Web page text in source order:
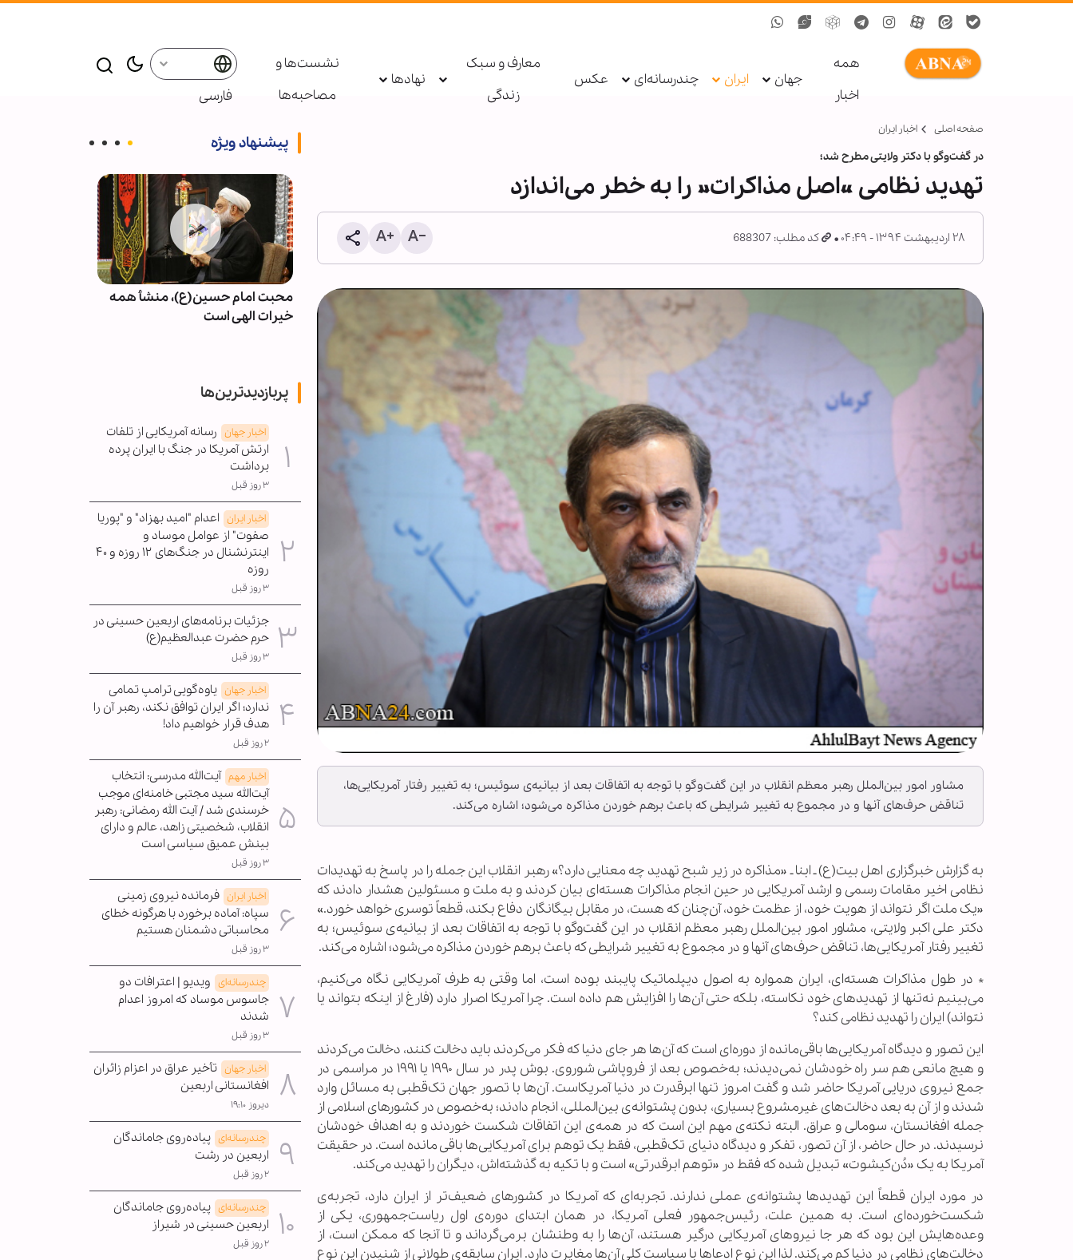
همه
اخبار
جهان ایران چندرسانه‌ای عکس
معارف و سبک
زندگی
نهادها
نشست‌ها و
مصاحبه‌ها
فارسی
صفحه اصلی اخبار ایران
در گفت‌وگو با دکتر ولایتی مطرح شد؛
تهدید نظامی «اصل مذاکرات» را به خطر می‌اندازد
۲۸ اردیبهشت ۱۳۹۴ - ۰۴:۴۹ کد مطلب: 688307
مشاور امور بین‌الملل رهبر معظم انقلاب در این گفت‌وگو با توجه به اتفاقات بعد از بیانیه‌ی سوئیس؛ به تغییر رفتار آمریکایی‌ها،
تناقض حرف‌های آنها و در مجموع به تغییر شرایطی که باعث برهم خوردن مذاکره می‌شود؛ اشاره می‌کند.
به گزارش خبرگزاری اهل بیت(ع) ـ ابنا ـ «مذاکره در زیر شبح تهدید چه معنایی دارد؟» رهبر انقلاب این جمله را در پاسخ به تهدیدات
نظامی اخیر مقامات رسمی و ارشد آمریکایی در حین انجام مذاکرات هسته‌ای بیان کردند و به ملت و مسئولین هشدار دادند که
«یک ملت اگر نتواند از هویت خود، از عظمت خود، آن‌چنان که هست، در مقابل بیگانگان دفاع بکند، قطعاً توسری خواهد خورد.»
دکتر علی اکبر ولایتی، مشاور امور بین‌الملل رهبر معظم انقلاب در این گفت‌وگو با توجه به اتفاقات بعد از بیانیه‌ی سوئیس؛ به
تغییر رفتار آمریکایی‌ها، تناقض حرف‌های آنها و در مجموع به تغییر شرایطی که باعث برهم خوردن مذاکره می‌شود؛ اشاره می‌کند.
* در طول مذاکرات هسته‌ای، ایران همواره به اصول دیپلماتیک پایبند بوده است، اما وقتی به طرف آمریکایی نگاه می‌کنیم،
می‌بینیم نه‌تنها از تهدیدهای خود نکاسته، بلکه حتی آن‌ها را افزایش هم داده است. چرا آمریکا اصرار دارد (فارغ از اینکه بتواند یا
نتواند) ایران را تهدید نظامی کند؟
این تصور و دیدگاه آمریکایی‌ها باقی‌مانده از دوره‌ای است که آن‌ها هر جای دنیا که فکر می‌کردند باید دخالت کنند، دخالت می‌کردند
و هیچ مانعی هم سر راه خودشان نمی‌دیدند؛ به‌خصوص بعد از فروپاشی شوروی. بوش پدر در سال ۱۹۹۰ یا ۱۹۹۱ در مراسمی در
جمع نیروی دریایی آمریکا حاضر شد و گفت امروز تنها ابرقدرت در دنیا آمریکاست. آن‌ها با تصور جهان تک‌قطبی به مسائل وارد
شدند و از آن به بعد دخالت‌های غیرمشروع بسیاری، بدون پشتوانه‌ی بین‌المللی، انجام دادند؛ به‌خصوص در کشورهای اسلامی از
جمله افغانستان، سومالی و عراق. البته نکته‌ی مهم این است که در همه‌ی این اتفاقات شکست خوردند و به اهداف خودشان
نرسیدند. در حال حاضر، از آن تصور، تفکر و دیدگاه دنیای تک‌قطبی، فقط یک توهم برای آمریکایی‌ها باقی مانده است. در حقیقت
آمریکا به یک «دُن‌کیشوت» تبدیل شده که فقط در «توهم ابرقدرتی» است و با تکیه به گذشته‌اش، دیگران را تهدید می‌کند.
در مورد ایران قطعاً این تهدیدها پشتوانه‌ی عملی ندارند. تجربه‌ای که آمریکا در کشورهای ضعیف‌تر از ایران دارد، تجربه‌ی
شکست‌خورده‌ای است. به همین علت، رئیس‌جمهور فعلی آمریکا، در همان ابتدای دوره‌ی اول ریاست‌جمهوری، یکی از
وعده‌هایش این بود که هر جا نیروهای آمریکایی درگیر هستند، آن‌ها را به وطنشان برمی‌گرداند و تا آنجا که ممکن است، از
دخالت‌های نظامی در دنیا کم می‌کند. لذا این نوع ادعاها با سیاست کلی آن‌ها مغایرت دارد. ایران سابقه‌ی طولانی از شنیدن این نوع
پیشنهاد ویژه
معرفتِ سیدالشهداء علیه‌السلام
محبت امام حسین(ع)، منشأ همه
خیرات الهی است
کرامت انسانی؛ حلقه مفقوده
پربازدیدترین‌ها
اخبار جهان رسانه آمریکایی از تلفات
ارتش آمریکا در جنگ با ایران پرده
برداشت
۳ روز قبل
اخبار ایران اعدام "امید بهزاد" و "پوریا
صفوت" از عوامل موساد و
اینترنشنال در جنگ‌های ۱۲ روزه و ۴۰
روزه
۳ روز قبل
جزئیات برنامه‌های اربعین حسینی در
حرم حضرت عبدالعظیم(ع)
۳ روز قبل
اخبار جهان یاوه‌گویی ترامپ تمامی
ندارد؛ اگر ایران توافق نکند، رهبر آن را
هدف قرار خواهیم داد!
۲ روز قبل
اخبار مهم آیت‌الله مدرسی: انتخاب
آیت‌الله سید مجتبی خامنه‌ای موجب
خرسندی شد / آیت الله رمضانی: رهبر
انقلاب، شخصیتی زاهد، عالم و دارای
بینش عمیق سیاسی است
۳ روز قبل
اخبار ایران فرمانده نیروی زمینی
سپاه: آماده برخورد با هرگونه خطای
محاسباتی دشمنان هستیم
۳ روز قبل
چندرسانه‌ای ویدیو | اعترافات دو
جاسوس موساد که امروز اعدام
شدند
۳ روز قبل
اخبار جهان تأخیر عراق در اعزام زائران
افغانستانی اربعین
دیروز ۱۹:۱۰
چندرسانه‌ای پیاده‌روی جاماندگان
اربعین در رشت
۲ روز قبل
چندرسانه‌ای پیاده‌روی جاماندگان
اربعین حسینی در شیراز
۲ روز قبل